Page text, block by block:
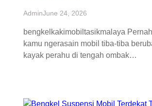
AdminJune 24, 2026
bengkelkakimobiltasikmalaya
kamu ngerasain mobil tiba-tiba
kayak perahu di tengah ombak…